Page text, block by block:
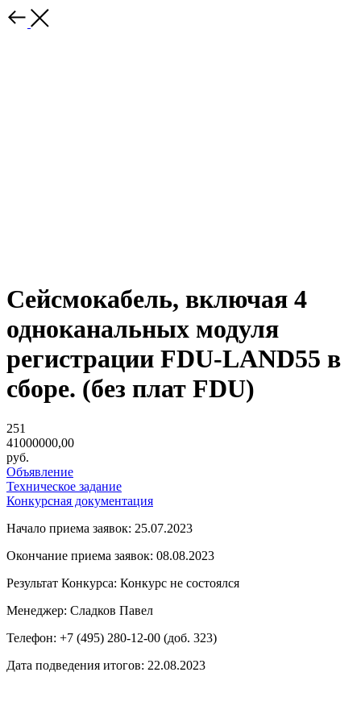
Сейсмокабель, включая 4
одноканальных модуля
регистрации FDU-LAND55 в
сборе. (без плат FDU)
251
41000000,00
руб.
Объявление
Техническое задание
Конкурсная документация
Начало приема заявок: 25.07.2023
Окончание приема заявок: 08.08.2023
Результат Конкурса: Конкурс не состоялся
Менеджер: Сладков Павел
Телефон: +7 (495) 280-12-00 (доб. 323)
Дата подведения итогов: 22.08.2023